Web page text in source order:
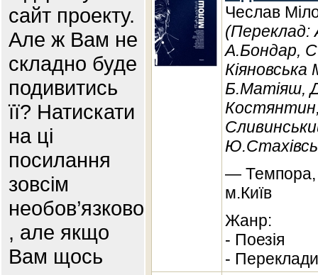
сайт проекту.
Але ж Вам не
складно буде
подивитись
її? Натискати
на ці
посилання
зовсім
необов’язково
, але якщо
Вам щось
Чеслав
(Переклад:
А.Бондар,
Б.Матіяш,
—
м.Київ
Жанр:
- Поезія
- Переклади